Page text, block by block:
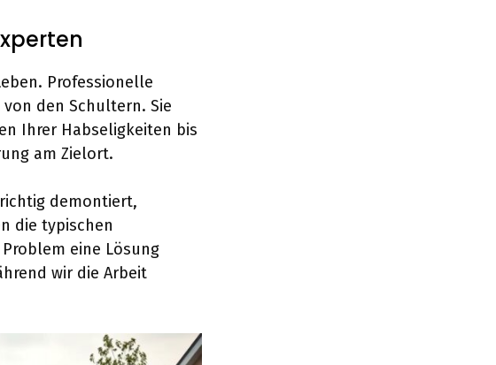
Professionelle
den Schultern. Sie
Ihrer Habseligkeiten bis
am Zielort.
demontiert,
die typischen
eine Lösung
wir die Arbeit